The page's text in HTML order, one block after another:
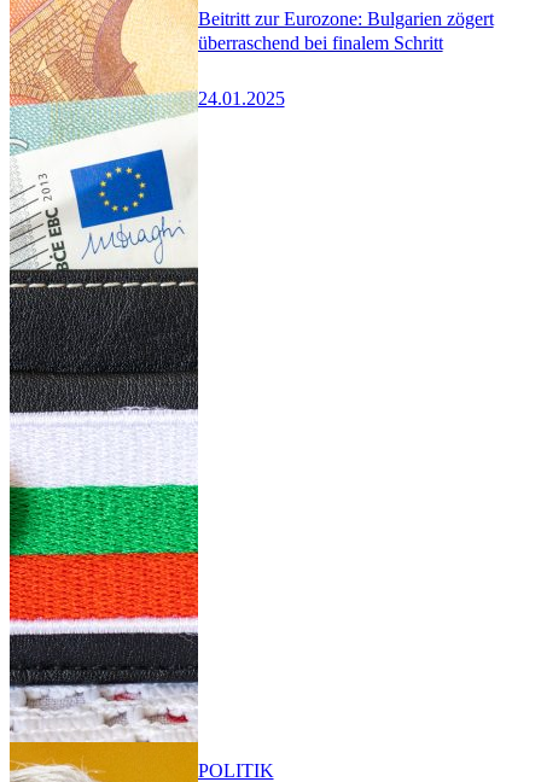
Beitritt zur Eurozone: Bulgarien zögert
überraschend bei finalem Schritt
24.01.2025
POLITIK